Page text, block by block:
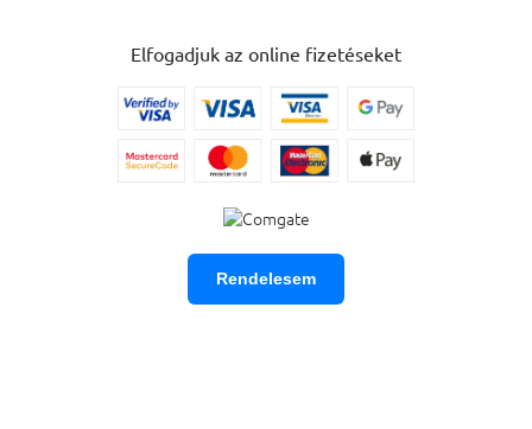
SZŰRŐ
MEGNYITÁSA
Elfogadjuk az online fizetéseket
Rendelesem